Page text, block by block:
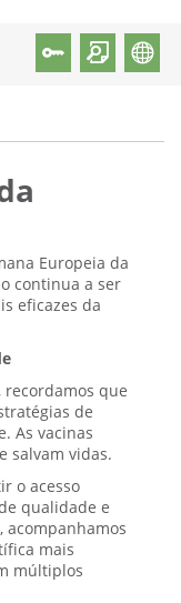
Europeia da
continua a ser
eficazes da
recordamos que
de
As vacinas
salvam vidas.
o acesso
qualidade e
acompanhamos
mais
múltiplos